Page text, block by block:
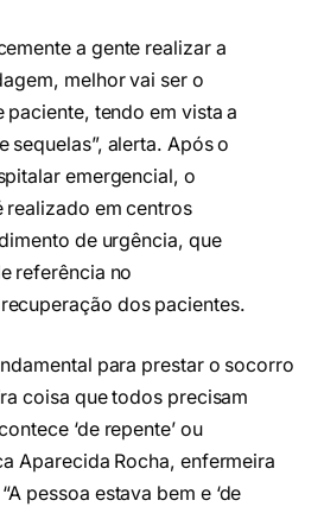
a gente realizar a
melhor vai ser o
tendo em vista a
sequelas”, alerta. Após o
emergencial, o
realizado em centros
de urgência, que
referência no
dos pacientes.
para prestar o socorro
coisa que todos precisam
‘de repente’ ou
Aparecida Rocha, enfermeira
pessoa estava bem e ‘de